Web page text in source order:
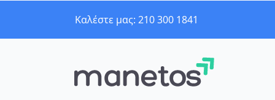
Καλέστε μας: 210 300 1841